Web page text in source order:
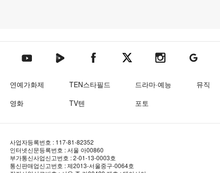
텐아시아 유튜브텐아시아 네이버TV텐아시아 페이스북텐아시아 엑스텐아시아 인스타그램
텐아시아
연예가화제 TEN스타필드 드라마·예능
뮤직
영화
TV텐 포토
사업자등록번호 : 117-81-82352
인터넷신문등록번호 : 서울 아00860
부가통신사업신고번호 : 2-01-13-0003호
통신판매업신고번호 : 제2013-서울중구-0064호